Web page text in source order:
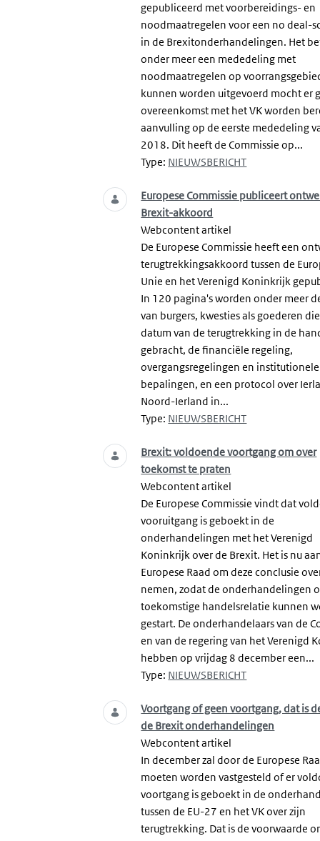
gepubliceerd met voorbereidings- en
noodmaatregelen voor een no deal-
in de Brexitonderhandelingen. Het
onder meer een mededeling met
noodmaatregelen op
kunnen worden uitgevoerd mocht er
overeenkomst met het VK worden
aanvulling op de eerste mededeling
2018. Dit heeft de Commissie op...
Type: NIEUWSBERICHT
Europese Commissie publiceert
Brexit-akkoord
Webcontent artikel
De Europese Commissie heeft een
terugtrekkingsakkoord tussen de
Unie en het Verenigd Koninkrijk
In 120 pagina's worden onder meer
van burgers, kwesties als goederen
datum van de terugtrekking in de
gebracht, de financiële regeling,
overgangsregelingen en institutionele
bepalingen, en een protocol over
Noord-Ierland in...
Type: NIEUWSBERICHT
Brexit: voldoende voortgang om over
toekomst te praten
Webcontent artikel
De Europese Commissie vindt dat
vooruitgang is geboekt in de
onderhandelingen met het Verenigd
Koninkrijk over de Brexit. Het is nu
Europese Raad om deze conclusie
nemen, zodat de onderhandelingen
toekomstige handelsrelatie kunnen
gestart. De onderhandelaars van de
en van de regering van het Verenigd
hebben op vrijdag 8 december een...
Type: NIEUWSBERICHT
Voortgang of geen voortgang, dat is
de Brexit onderhandelingen
Webcontent artikel
In december zal door de Europese
moeten worden vastgesteld of er
voortgang is geboekt in de
tussen de EU-27 en het VK over zijn
terugtrekking. Dat is de voorwaarde